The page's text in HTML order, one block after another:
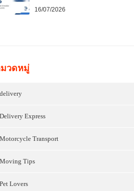
16/07/2026
วดหมู่
delivery
Delivery Express
Motorcycle Transport
Moving Tips
Pet Lovers